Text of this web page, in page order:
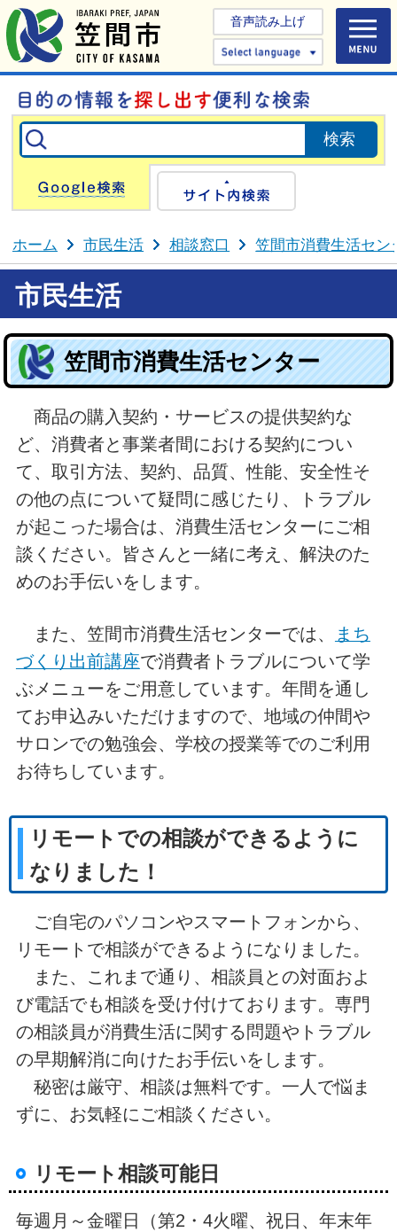
音声読み上げ
Select
Google検索
ホーム 市民生活 相談窓口 笠間市消費生活セン
市民生活
笠間市消費生活センター
商品の購入契約・サービスの提供契約な
ど、消費者と事業者間における契約につい
て、取引方法、契約、品質、性能、安全性そ
の他の点について疑問に感じたり、トラブル
が起こった場合は、消費生活センターにご相
談ください。皆さんと一緒に考え、解決のた
めのお手伝いをします。
また、笠間市消費生活センターでは、
まち
づくり出前講座で消費者トラブルについて学
ぶメニューをご用意しています。年間を通し
てお申込みいただけますので、地域の仲間や
サロンでの勉強会、学校の授業等でのご利用
お待ちしています。
リモートでの相談ができるように
なりました！
ご自宅のパソコンやスマートフォンから、
リモートで相談ができるようになりました。
また、これまで通り、相談員との対面およ
び電話でも相談を受け付けております。専門
の相談員が消費生活に関する問題やトラブル
の早期解消に向けたお手伝いをします。
秘密は厳守、相談は無料です。一人で悩ま
ずに、お気軽にご相談ください。
リモート相談可能日
毎週月～金曜日（第2・4火曜、祝日、年末年